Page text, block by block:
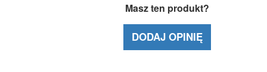
Masz ten produkt?
DODAJ OPINIĘ